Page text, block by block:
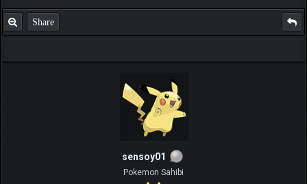
Benim ve diğer eğitmenlerin taktikleri için
Share
sensoy01
Pokemon Sahibi